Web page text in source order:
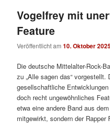
Vogelfrey mit
Feature
Veröffentlicht am10. Oktober
Die deutsche Mittelalter-Rock-
zu „Alle sagen das“
gesellschaftliche
doch recht ungewöhnliches
etwa eine andere Band aus
mitgewirkt, sondern der Rapper